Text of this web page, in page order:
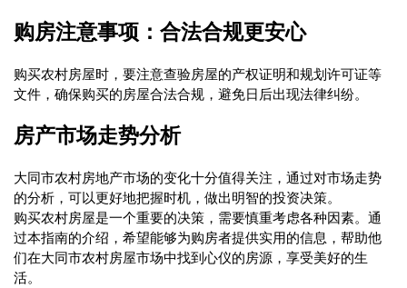
购房注意事项：合法合规更安心
购买农村房屋时，要注意查验房屋的产权证明和规划许可证等
文件，确保购买的房屋合法合规，避免日后出现法律纠纷。
房产市场走势分析
大同市农村房地产市场的变化十分值得关注，通过对市场走势
的分析，可以更好地把握时机，做出明智的投资决策。
购买农村房屋是一个重要的决策，需要慎重考虑各种因素。通
过本指南的介绍，希望能够为购房者提供实用的信息，帮助他
们在大同市农村房屋市场中找到心仪的房源，享受美好的生
活。